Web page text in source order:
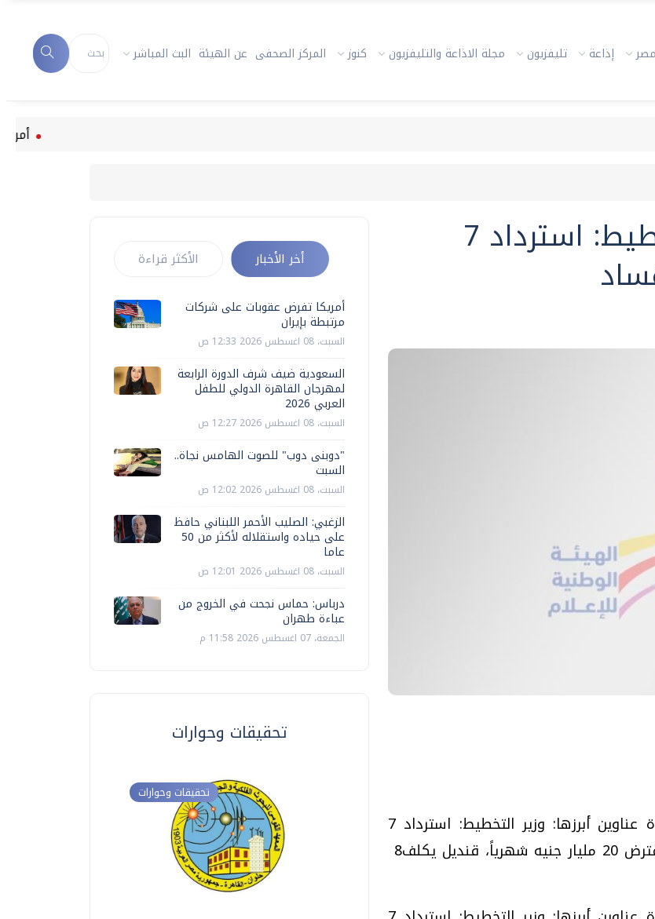
إذاعة تليفزيون مجلة الاذاعة والتليفزيون كنوز المركز الصحفى عن الهيئة البث المباشر
أمريكا
أخر الأخبار الأكثر قراءة
أمريكا تفرض عقوبات على شركات
مرتبطة بإيران
السبت، 08 اغسطس 2026 12:33 ص
السعودية ضيف شرف الدورة الرابعة
لمهرجان القاهرة الدولي للطفل
العربي 2026
السبت، 08 اغسطس 2026 12:27 ص
"دوبنى دوب" للصوت الهامس نجاة..
السبت
السبت، 08 اغسطس 2026 12:02 ص
الزغبي: الصليب الأحمر اللبناني حافظ
على حياده واستقلاله لأكثر من 50
عاما
السبت، 08 اغسطس 2026 12:01 ص
درباس: حماس نجحت في الخروج من
عباءة طهران
الجمعة، 07 اغسطس 2026 11:58 م
تحقيقات وحوارات
تحقيقات وحوارات